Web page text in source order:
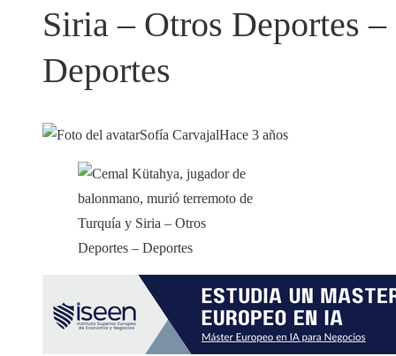
Siria – Otros Deportes –
Deportes
Sofía CarvajalHace 3 años